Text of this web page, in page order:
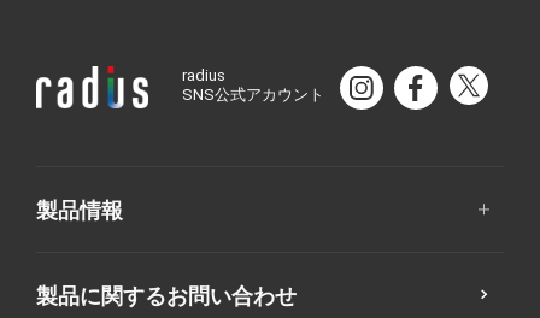
radius
SNS公式アカウント
製品情報
製品に関するお問い合わせ